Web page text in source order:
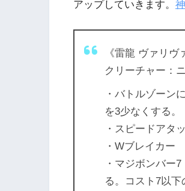
アップしていきます。
《雷龍 ヴァリ
クリーチャー：
・バトルゾーン
を3少なくする。
・スピードアタ
・Wブレイカー
・マジボンバー
る。コスト7以下